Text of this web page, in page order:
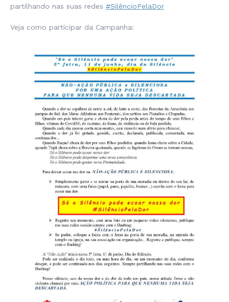
partilhando nas suas redes #SilêncioPelaDor
Veja como participar da Campanha: